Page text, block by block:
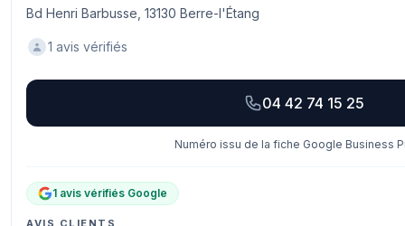
Bd Henri Barbusse, 13130 Berre-l'Étang
1 avis vérifiés
04 42 74 15 25
Numéro issu de la fiche Google Business
1 avis vérifiés Google
AVIS CLIENTS